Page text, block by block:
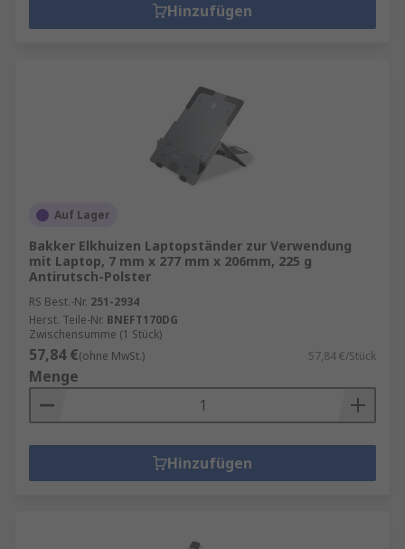
Hinzufügen
Auf Lager
Bakker Elkhuizen Laptopständer zur Verwendung
mit Laptop, 7 mm x 277 mm x 206mm, 225 g
Antirutsch-Polster
RS Best.-Nr. 251-2934
Herst. Teile-Nr. BNEFT170DG
Zwischensumme (1 Stück)
57,84 €(ohne MwSt.) 57,84 €/Stück
Menge
Hinzufügen